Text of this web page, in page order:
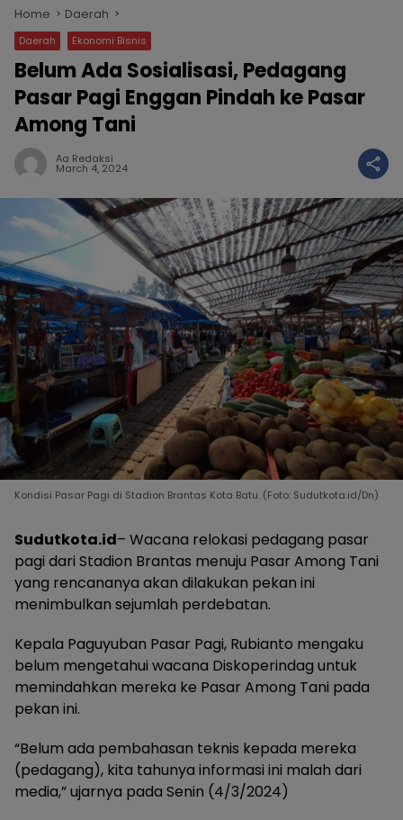
Home Daerah
Daerah Ekonomi Bisnis
Belum Ada Sosialisasi, Pedagang
Pasar Pagi Enggan Pindah ke Pasar
Among Tani
Aa Redaksi
March 4, 2024
Kondisi Pasar Pagi di Stadion Brantas Kota Batu. (Foto: Sudutkota.id/Dn)
Sudutkota.id– Wacana relokasi pedagang pasar
pagi dari Stadion Brantas menuju Pasar Among Tani
yang rencananya akan dilakukan pekan ini
menimbulkan sejumlah perdebatan.
Kepala Paguyuban Pasar Pagi, Rubianto mengaku
belum mengetahui wacana Diskoperindag untuk
memindahkan mereka ke Pasar Among Tani pada
pekan ini.
“Belum ada pembahasan teknis kepada mereka
(pedagang), kita tahunya informasi ini malah dari
media,” ujarnya pada Senin (4/3/2024)